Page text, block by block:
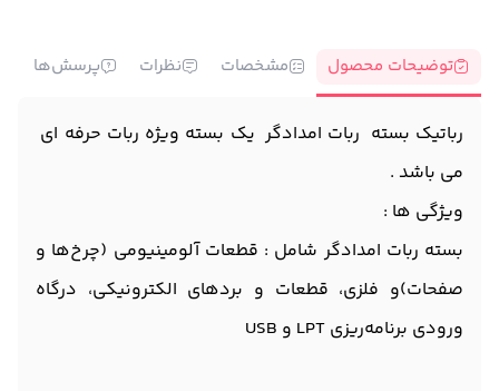
توضیحات محصول مشخصات نظرات پرسش‌ها
رباتیک بسته ربات امدادگر یک بسته ویژه ربات حرفه ای
می باشد .
ویژگی ها :
بسته ربات امدادگر شامل : قطعات آلومینیومی (چرخ‌ها و
صفحات)و فلزی، قطعات و بردهای الکترونیکی، درگاه
ورودی برنامه‌ریزی LPT و USB